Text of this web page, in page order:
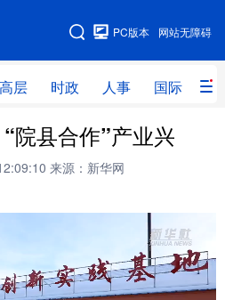
网站无障碍
PC版本
高层 时政 人事 国际 财
网站地图
时政 人事
网评
全球连线 教育
文化
访谈 视频
院县合作”产业兴
来源：新华网